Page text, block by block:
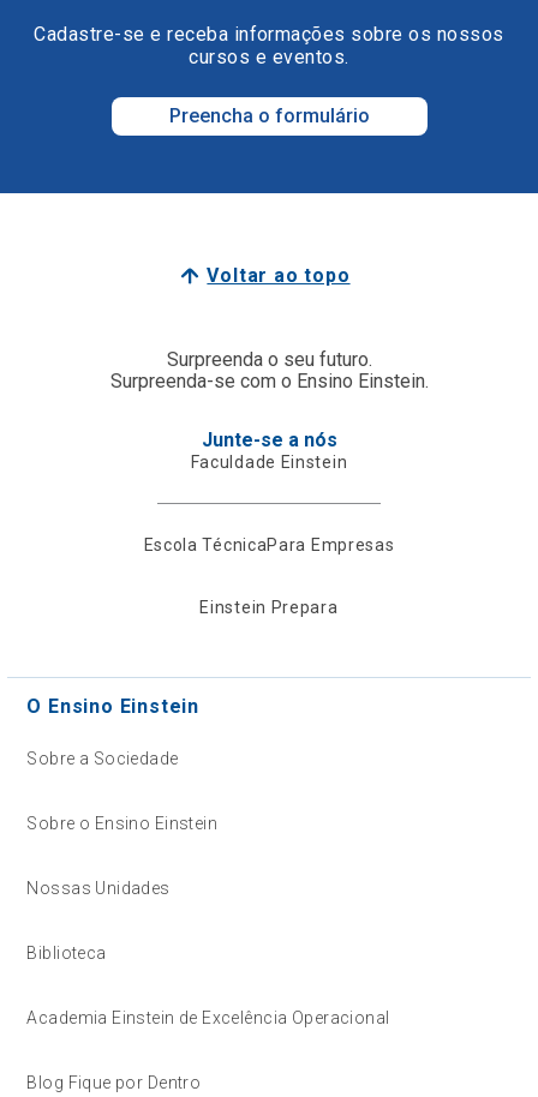
Cadastre-se e receba informações sobre os nossos
cursos e eventos.
Preencha o formulário
Voltar ao topo
Surpreenda o seu futuro.
Surpreenda-se com o Ensino Einstein.
Junte-se a nós
Faculdade Einstein
Escola TécnicaPara Empresas
Einstein Prepara
O Ensino Einstein
Sobre a Sociedade
Sobre o Ensino Einstein
Nossas Unidades
Biblioteca
Academia Einstein de Excelência Operacional
Blog Fique por Dentro